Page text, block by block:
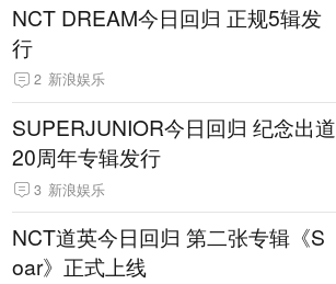
NCT DREAM今日回归 正规5辑发
行
2 新浪娱乐
SUPERJUNIOR今日回归 纪念出道
20周年专辑发行
3 新浪娱乐
NCT道英今日回归 第二张专辑《S
oar》正式上线